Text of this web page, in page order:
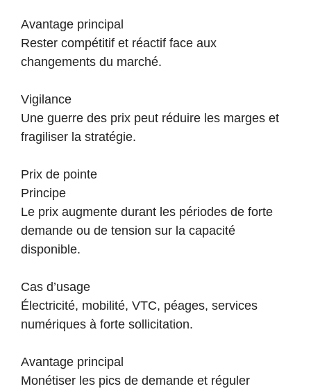
Avantage principal
Rester compétitif et réactif face aux
changements du marché.
Vigilance
Une guerre des prix peut réduire les marges et
fragiliser la stratégie.
Prix de pointe
Principe
Le prix augmente durant les périodes de forte
demande ou de tension sur la capacité
disponible.
Cas d’usage
Électricité, mobilité, VTC, péages, services
numériques à forte sollicitation.
Avantage principal
Monétiser les pics de demande et réguler